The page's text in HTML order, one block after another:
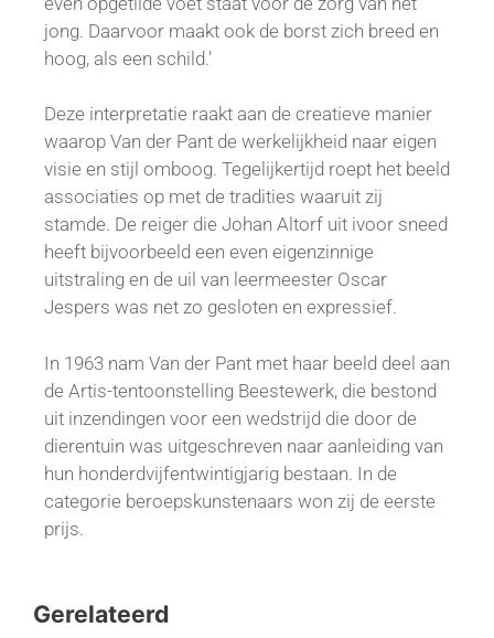
jong. Daarvoor maakt ook de borst zich breed en
hoog, als een schild.’
Deze interpretatie raakt aan de creatieve manier
waarop Van der Pant de werkelijkheid naar eigen
visie en stijl omboog. Tegelijkertijd roept het beeld
associaties op met de tradities waaruit zij
stamde. De reiger die Johan Altorf uit ivoor sneed
heeft bijvoorbeeld een even eigenzinnige
uitstraling en de uil van leermeester Oscar
Jespers was net zo gesloten en expressief.
In 1963 nam Van der Pant met haar beeld deel aan
de Artis-tentoonstelling Beestewerk, die bestond
uit inzendingen voor een wedstrijd die door de
dierentuin was uitgeschreven naar aanleiding van
hun honderdvijfentwintigjarig bestaan. In de
categorie beroepskunstenaars won zij de eerste
prijs.
Gerelateerd